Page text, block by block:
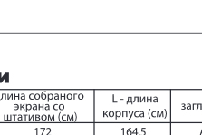
производства
международным